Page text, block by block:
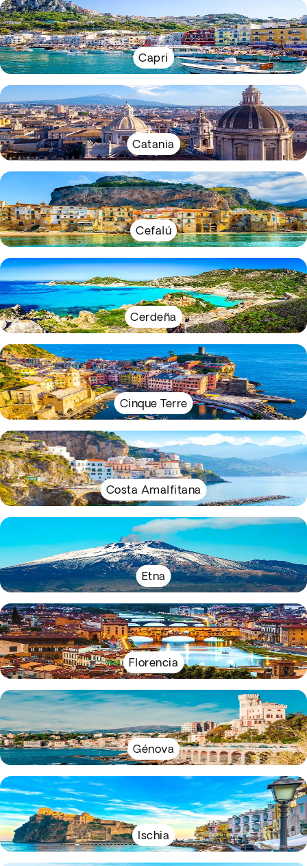
Capri
Catania
Cefalú
Cerdeña
Cinque Terre
Costa Amalfitana
Etna
Florencia
Génova
Ischia